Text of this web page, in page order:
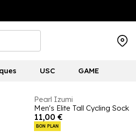
USC GAME
Pearl Izumi
Men's Elite Tall Cycling Sock
11,00 €
BON PLAN